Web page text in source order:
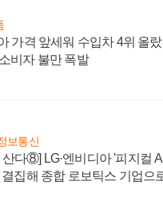
가격 앞세워 수입차 4위 올
비자 불만 폭발
보통신
산다⑧] LG·엔비디아 '피지컬
결집해 종합 로보틱스 기업으